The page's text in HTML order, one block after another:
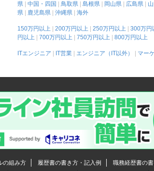
県
中国・四国 鳥取県 島根県 岡山県 広島県
県
鹿児島県 沖縄県 海外
150万円以上 200万円以上 250万円以上 300万円
円以上
700万円以上 750万円以上 800万円以上
ITエンジニア IT営業 エンジニア（IT以外） マー
の組み方 履歴書の書き方・記入例 職務経歴書の